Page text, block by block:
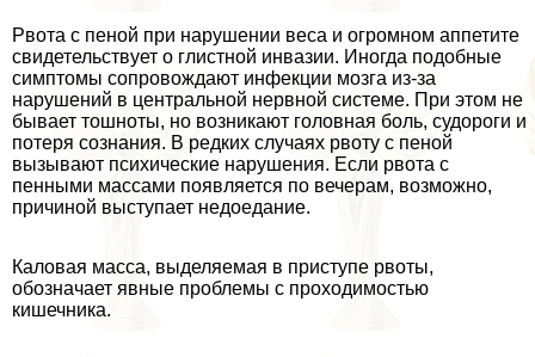
Рвота с пеной при нарушении веса и огромном аппетите
свидетельствует о глистной инвазии. Иногда подобные
симптомы сопровождают инфекции мозга из-за
нарушений в центральной нервной системе. При этом не
бывает тошноты, но возникают головная боль, судороги и
потеря сознания. В редких случаях рвоту с пеной
вызывают психические нарушения. Если рвота с
пенными массами появляется по вечерам, возможно,
причиной выступает недоедание.
Каловая масса, выделяемая в приступе рвоты,
обозначает явные проблемы с проходимостью
кишечника.